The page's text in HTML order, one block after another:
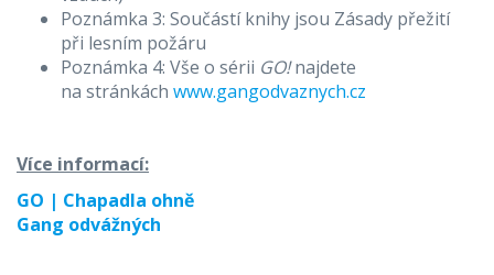
Poznámka 3: Součástí knihy jsou Zásady přežití
při lesním požáru
Poznámka 4: Vše o sérii GO!najdete
na stránkách www.gangodvaznych.cz
Více informací:
GO | Chapadla ohně
Gang odvážných